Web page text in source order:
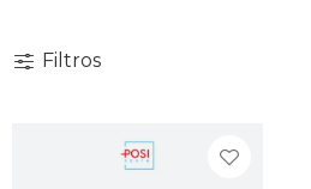
Filtros